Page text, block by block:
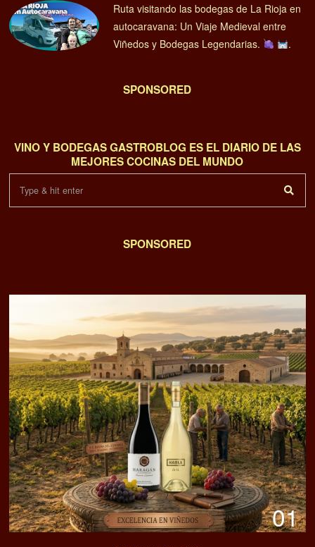
Ruta visitando las bodegas de La Rioja en
autocaravana: Un Viaje Medieval entre
Viñedos y Bodegas Legendarias.
.
SPONSORED
VINO Y BODEGAS GASTROBLOG ES EL DIARIO DE LAS
MEJORES COCINAS DEL MUNDO
SPONSORED
01